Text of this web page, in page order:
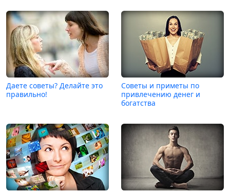
Даете советы? Делайте это
правильно!
Советы и приметы по
привлечению денег и
богатства